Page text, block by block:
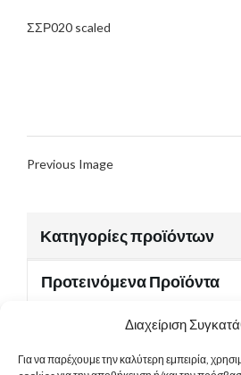
Διαχείριση
Για να παρέχουμε την καλύτερη εμπειρία,
ΣΣΡ020 scaled
Previous Image
Κατηγορίες προϊόντων
Προτεινόμενα Προϊόντα
Χρήσιμα Έγγραφα